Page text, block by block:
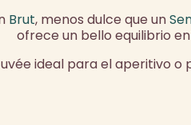
Brut, menos dulce que un
ofrece un bello equilibrio
ideal para el aperitivo